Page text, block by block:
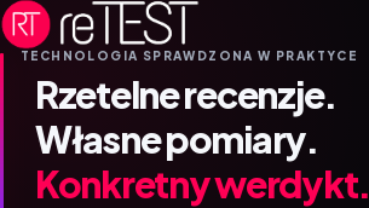
TECHNOLOGIA SPRAWDZONA W PRAKTYCE
Rzetelne recenzje.
Własne pomiary.
Konkretny werdykt.